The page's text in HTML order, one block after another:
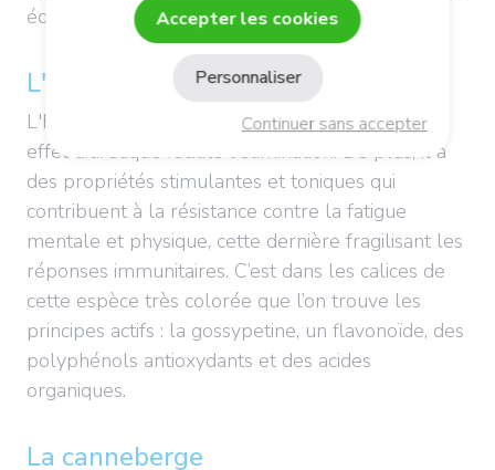
équilibrée.
L'hibiscus
L'hibiscus contribue à la fonction urinaire. Son
effet diurétique facilite l'élimination. De plus, il a
des propriétés stimulantes et toniques qui
contribuent à la résistance contre la fatigue
mentale et physique, cette dernière fragilisant les
réponses immunitaires. C’est dans les calices de
cette espèce très colorée que l’on trouve les
principes actifs : la gossypetine, un flavonoïde, des
polyphénols antioxydants et des acides
organiques.
La canneberge
Accepter les cookies
Continuer sans accepter
Personnaliser